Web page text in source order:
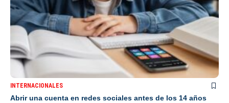
INTERNACIONALES
Abrir una cuenta en redes sociales antes de los 14 años